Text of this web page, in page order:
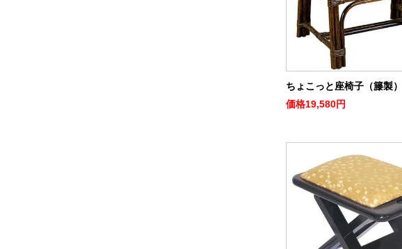
ちょこっと座椅子（籐製）
価格19,580円